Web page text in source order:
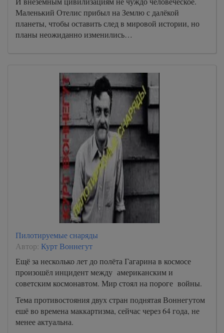
Маленький Отелис прибыл на Землю с далёкой
планеты, чтобы оставить след в мировой истории, но
планы неожиданно изменились…
Пилотируемые снаряды
Автор: Курт Воннегут
Ещё за несколько лет до полёта Гагарина в космосе
произошёл инцидент между американским и
советским космонавтом. Мир стоял на пороге войны.
Тема противостояния двух стран поднятая Воннегутом
ешё во времена маккартизма, сейчас через 64 года, не
менее актуальна.